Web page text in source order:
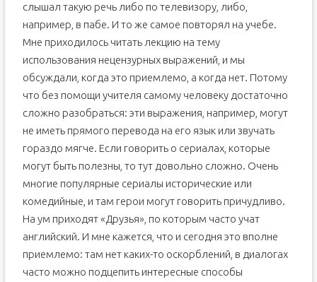
слышал такую речь либо по телевизору, либо,
например, в пабе. И то же самое повторял на учебе.
Мне приходилось читать лекцию на тему
использования нецензурных выражений, и мы
обсуждали, когда это приемлемо, а когда нет. Потому
что без помощи учителя самому человеку достаточно
сложно разобраться: эти выражения, например, могут
не иметь прямого перевода на его язык или звучать
гораздо мягче. Если говорить о сериалах, которые
могут быть полезны, то тут довольно сложно. Очень
многие популярные сериалы исторические или
комедийные, и там герои могут говорить причудливо.
На ум приходят «Друзья», по которым часто учат
английский. И мне кажется, что и сегодня это вполне
приемлемо: там нет каких-то оскорблений, в диалогах
часто можно подцепить интересные способы